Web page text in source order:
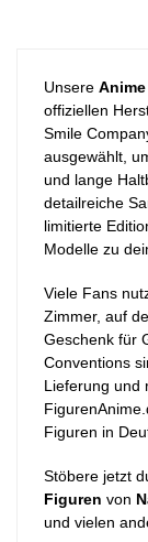
Unsere
offiziellen
Smile
ausgewählt,
und lange
detailreiche
limitierte
Modelle zu
Viele Fans
Zimmer, auf
Geschenk für
Conventions
Lieferung und
Figuren in
Stöbere jetzt
Figuren von
und vielen